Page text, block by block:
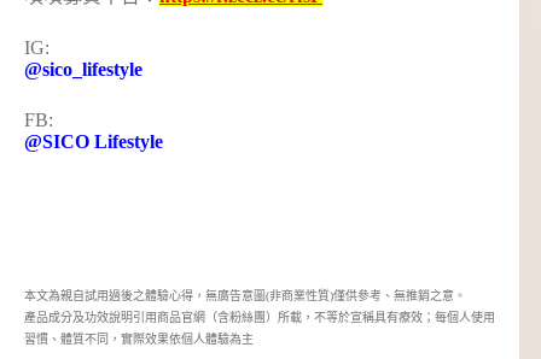
IG:
@sico_lifestyle
FB:
@SICO Lifestyle
本文為親自試用過後之體驗心得，無廣告意圖(非商業性質)僅供參考、無推銷之意。
產品成分及功效說明引用商品官網（含粉絲團）所載，不等於宣稱具有療效；每個人使用
習慣、體質不同，實際效果依個人體驗為主